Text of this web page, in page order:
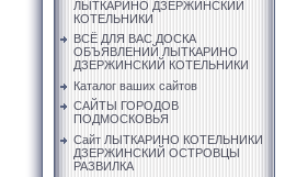
ЛЫТКАРИНО ДЗЕРЖИНСКИЙ
КОТЕЛЬНИКИ
ВСЁ ДЛЯ ВАС ДОСКА
ОБЪЯВЛЕНИЙ ЛЫТКАРИНО
ДЗЕРЖИНСКИЙ КОТЕЛЬНИКИ
Каталог ваших сайтов
САЙТЫ ГОРОДОВ
ПОДМОСКОВЬЯ
Сайт ЛЫТКАРИНО КОТЕЛЬНИКИ
ДЗЕРЖИНСКИЙ ОСТРОВЦЫ
РАЗВИЛКА